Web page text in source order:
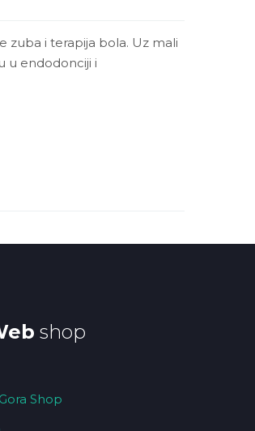
zuba i terapija bola. Uz mali
u endodonciji i
shop
Shop